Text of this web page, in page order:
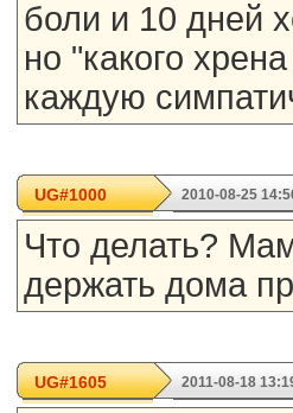
боли и 10 дней
но "какого
каждую
UG#1000 2010-08-25
Что делать?
держать дома
UG#1605 2011-08-18